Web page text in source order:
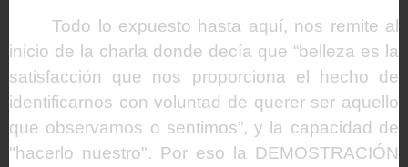
Todo lo expuesto hasta aquí, nos remite al
inicio de la charla donde decía que “belleza es la
satisfacción que nos proporciona el hecho de
identificarnos con voluntad de querer ser aquello
que observamos o sentimos”, y la capacidad de
"hacerlo nuestro". Por eso la DEMOSTRACIÓN